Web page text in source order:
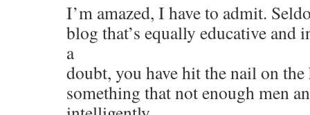
I’m amazed, I have to admit.
blog that’s equally educative and
a
doubt, you have hit the nail on the
something that not enough men